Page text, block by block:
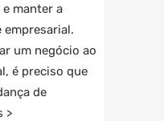
manter a
um negócio ao
é preciso que
de
>